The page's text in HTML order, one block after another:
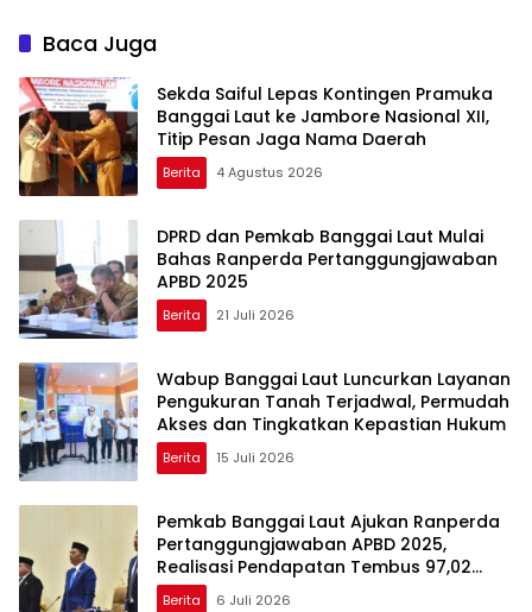
Baca Juga
Sekda Saiful Lepas Kontingen Pramuka
Banggai Laut ke Jambore Nasional XII,
Titip Pesan Jaga Nama Daerah
Berita 4 Agustus 2026
DPRD dan Pemkab Banggai Laut Mulai
Bahas Ranperda Pertanggungjawaban
APBD 2025
Berita 21 Juli 2026
Wabup Banggai Laut Luncurkan Layanan
Pengukuran Tanah Terjadwal, Permudah
Akses dan Tingkatkan Kepastian Hukum
Berita 15 Juli 2026
Pemkab Banggai Laut Ajukan Ranperda
Pertanggungjawaban APBD 2025,
Realisasi Pendapatan Tembus 97,02
Persen
Berita 6 Juli 2026